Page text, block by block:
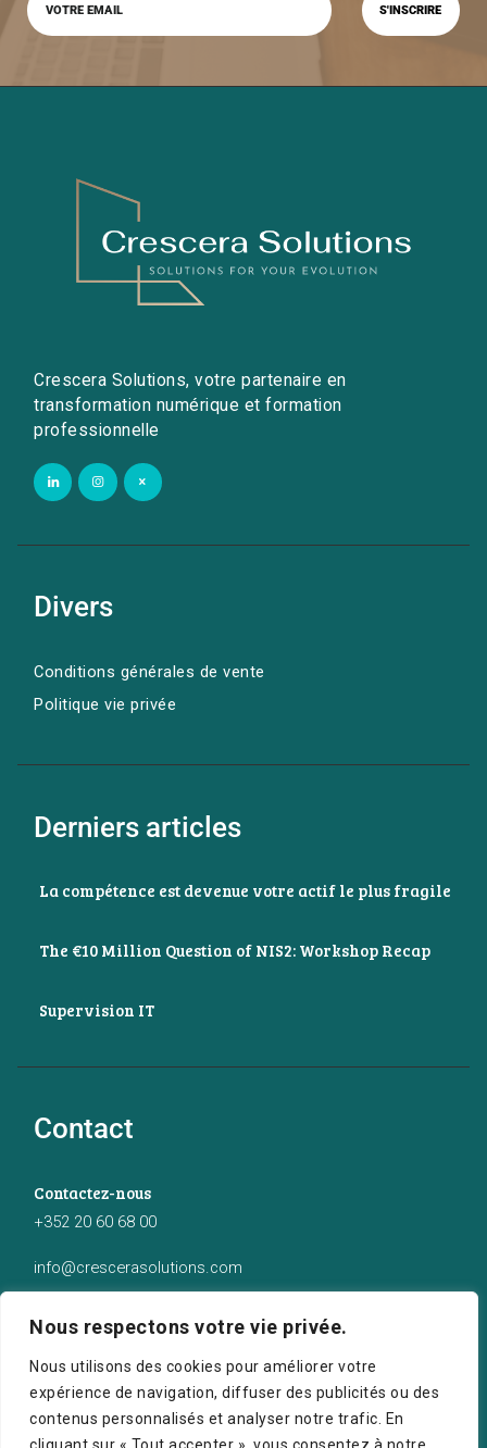
Nous respectons votre vie privée.
Nous utilisons des cookies pour améliorer votre
expérience de navigation, diffuser des publicités ou des
contenus personnalisés et analyser notre trafic. En
Crescera Solutions, votre partenaire en
transformation numérique et formation
professionnelle
Divers
Conditions générales de vente
Politique vie privée
Derniers articles
La compétence est devenue votre actif le plus fragile
The €10 Million Question of NIS2: Workshop Recap
Supervision IT
Contact
Contactez-nous
+352 20 60 68 00
info@crescerasolutions.com
50 route d’Esch (2ème étage), Luxembourg